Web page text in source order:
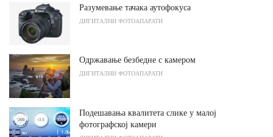
Разумевање тачака аутофокуса
ДИГИТАЛНИ ФОТОАПАРАТИ
Одржавање безбедне с камером
ДИГИТАЛНИ ФОТОАПАРАТИ
Подешавања квалитета слике у малој
фотографској камери